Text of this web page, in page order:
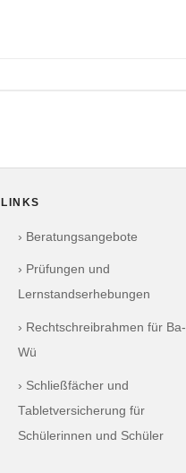
LINKS
› Beratungsangebote
› Prüfungen und
Lernstandserhebungen
› Rechtschreibrahmen für Ba-
Wü
› Schließfächer und
Tabletversicherung für
Schülerinnen und Schüler